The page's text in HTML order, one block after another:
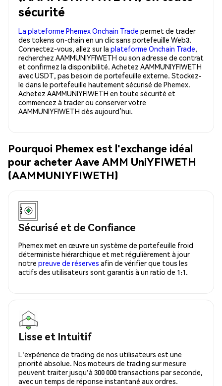
sécurité
La plateforme Phemex Onchain Trade permet de trader
des tokens on-chain en un clic sans portefeuille Web3.
Connectez-vous, allez sur la plateforme Onchain Trade,
recherchez AAMMUNIYFIWETH ou son adresse de contrat
et confirmez la disponibilité. Achetez AAMMUNIYFIWETH
avec USDT, pas besoin de portefeuille externe. Stockez-
le dans le portefeuille hautement sécurisé de Phemex.
Achetez AAMMUNIYFIWETH en toute sécurité et
commencez à trader ou conserver votre
AAMMUNIYFIWETH dès aujourd’hui.
Pourquoi Phemex est l'exchange idéal
pour acheter Aave AMM UniYFIWETH
(AAMMUNIYFIWETH)
Sécurisé et de Confiance
Phemex met en œuvre un système de portefeuille froid
déterministe hiérarchique et met régulièrement à jour
notre preuve de réserves afin de vérifier que tous les
actifs des utilisateurs sont garantis à un ratio de 1:1.
Lisse et Intuitif
L'expérience de trading de nos utilisateurs est une
priorité absolue. Nos moteurs de trading sur mesure
peuvent traiter jusqu'à 300 000 transactions par seconde,
avec un temps de réponse instantané aux ordres.